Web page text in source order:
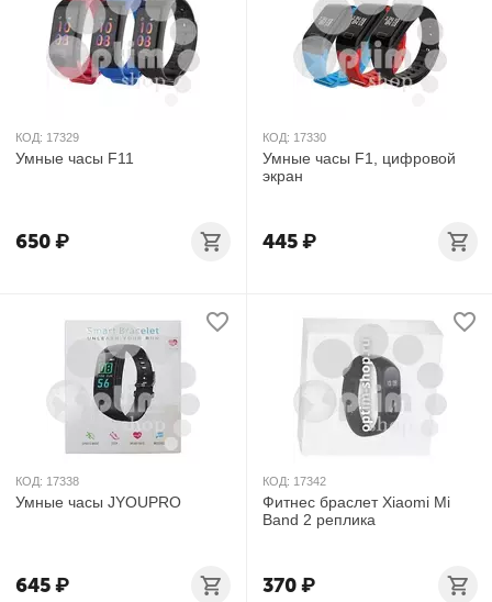
КОД: 17329
Умные часы F11
650₽
КОД: 17330
Умные часы F1, цифровой
экран
445₽
КОД: 17338
Умные часы JYOUPRO
645₽
КОД: 17342
Фитнес браслет Xiaomi Mi
Band 2 реплика
370₽